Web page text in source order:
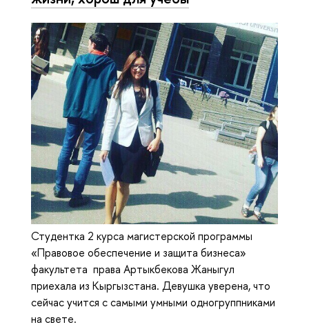
Студентка 2 курса магистерской программы
«Правовое обеспечение и защита бизнеса»
факультета права Артыкбекова Жаныгул
приехала из Кыргызстана. Девушка уверена, что
сейчас учится с самыми умными одногруппниками
на свете.